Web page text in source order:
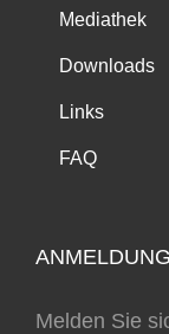
Mediathek
Downloads
Links
FAQ
Melden Sie